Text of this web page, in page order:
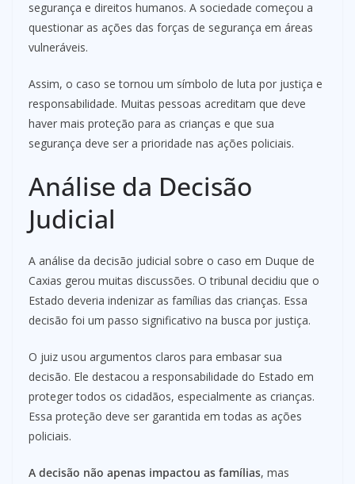
segurança e direitos humanos. A sociedade começou a
questionar as ações das forças de segurança em áreas
vulneráveis.
Assim, o caso se tornou um símbolo de luta por justiça e
responsabilidade. Muitas pessoas acreditam que deve
haver mais proteção para as crianças e que sua
segurança deve ser a prioridade nas ações policiais.
Análise da Decisão
Judicial
A análise da decisão judicial sobre o caso em Duque de
Caxias gerou muitas discussões. O tribunal decidiu que o
Estado deveria indenizar as famílias das crianças. Essa
decisão foi um passo significativo na busca por justiça.
O juiz usou argumentos claros para embasar sua
decisão. Ele destacou a responsabilidade do Estado em
proteger todos os cidadãos, especialmente as crianças.
Essa proteção deve ser garantida em todas as ações
policiais.
A decisão não apenas impactou as famílias, mas